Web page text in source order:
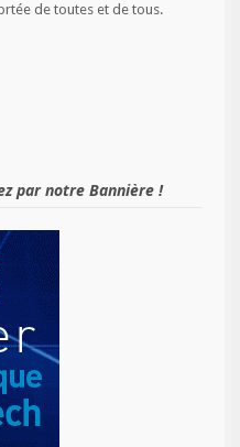
de toutes et de tous.
par notre Bannière !